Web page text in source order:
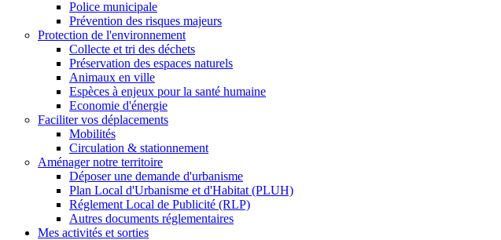
Police municipale
Prévention des risques majeurs
Protection de l'environnement
Collecte et tri des déchets
Préservation des espaces naturels
Animaux en ville
Espèces à enjeux pour la santé humaine
Economie d'énergie
Faciliter vos déplacements
Mobilités
Circulation & stationnement
Aménager notre territoire
Déposer une demande d'urbanisme
Plan Local d'Urbanisme et d'Habitat (PLUH)
Réglement Local de Publicité (RLP)
Autres documents réglementaires
Mes activités et sorties